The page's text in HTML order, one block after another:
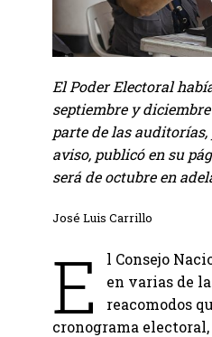
El Poder Electoral
septiembre y
parte de las
aviso, publicó en su
será de octubre en
José Luis Carrillo
E
l Consejo
en varias de
reacomodos
cronograma